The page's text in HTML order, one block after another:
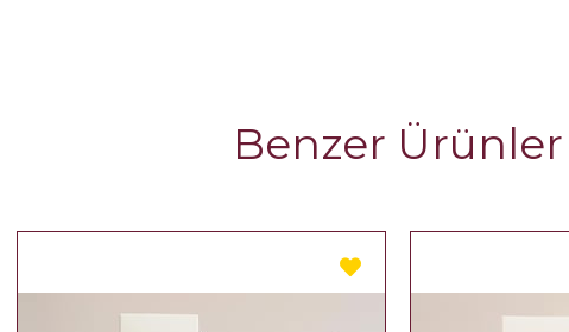
Benzer Ürünler